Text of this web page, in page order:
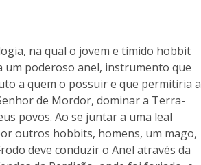
na qual o jovem e tímido hobbit
um poderoso anel, instrumento que
a quem o possuir e que permitiria a
de Mordor, dominar a Terra-
povos. Ao se juntar a uma leal
outros hobbits, homens, um mago,
deve conduzir o Anel através da